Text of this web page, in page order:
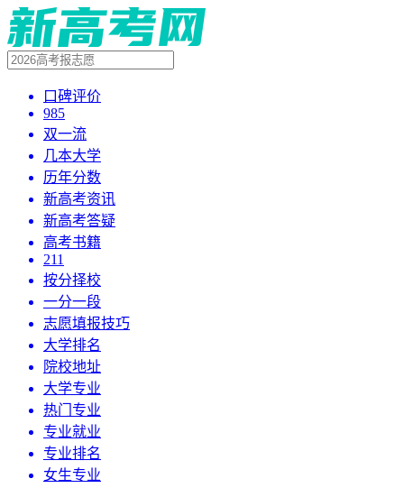
口碑评价
985
双一流
几本大学
历年分数
新高考资讯
新高考答疑
高考书籍
211
按分择校
一分一段
志愿填报技巧
大学排名
院校地址
大学专业
热门专业
专业就业
专业排名
女生专业